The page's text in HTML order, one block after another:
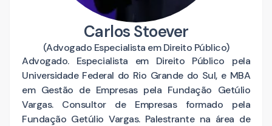
Carlos Stoever
(Advogado Especialista em Direito Público)
Advogado. Especialista em Direito Público pela
Universidade Federal do Rio Grande do Sul, e MBA
em Gestão de Empresas pela Fundação Getúlio
Vargas. Consultor de Empresas formado pela
Fundação Getúlio Vargas. Palestrante na área de